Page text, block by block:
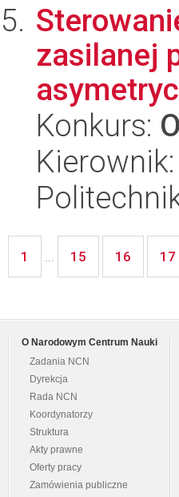
zasilanej
Konkurs:
1 ... 15 16 17
O Narodowym Centrum Nauki
Zadania NCN
Dyrekcja
Rada NCN
Koordynatorzy
Struktura
Akty prawne
Oferty pracy
Zamówienia publiczne